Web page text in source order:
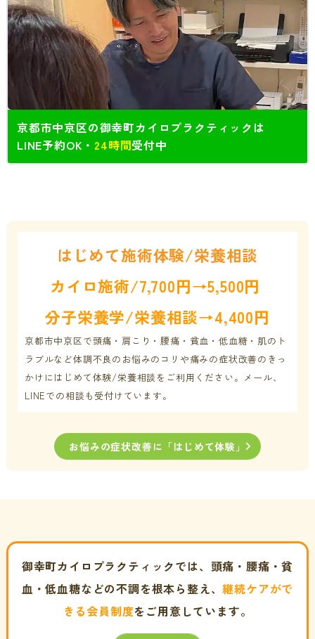
京都市中京区の御幸町カイロプラクティックは
LINE予約OK・ 24時間受付中
はじめて施術体験/栄養相談
カイロ施術/7,700円→5,500円
分子栄養学/栄養相談→4,400円
京都市中京区で頭痛・肩こり・腰痛・貧血・低血糖・肌のト
ラブルなど体調不良の お悩みのコリや痛みの症状改善のきっ
かけにはじめて体験/栄養相談をご利用ください。メール、
LINEでの相談も受付けています。
お悩みの症状改善に「はじめて体験」
御幸町カイロプラクティックでは、頭痛・腰痛・貧
血・低血糖などの不調を根本ら整え、継続ケアがで
きる会員制度をご用意しています。